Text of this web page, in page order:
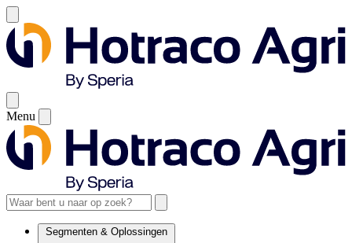
Menu
Segmenten & Oplossingen